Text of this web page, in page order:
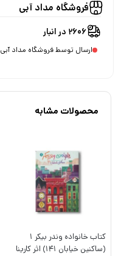
فروشگاه مداد آبی
2606 در انبار
ارسال توسط فروشگاه مداد آبی
محصولات مشابه
کتاب خانواده وندر بیکر 1
(ساکنین خیابان 141) اثر کارینا